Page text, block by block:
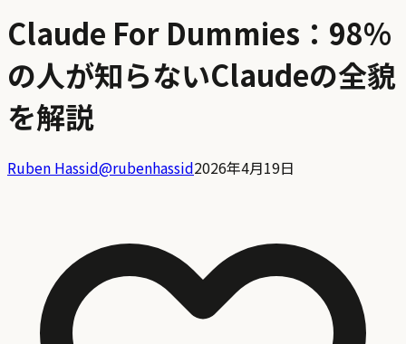
Claude For Dummies：98%
の人が知らないClaudeの全貌
を解説
Ruben Hassid@rubenhassid2026年4月19日